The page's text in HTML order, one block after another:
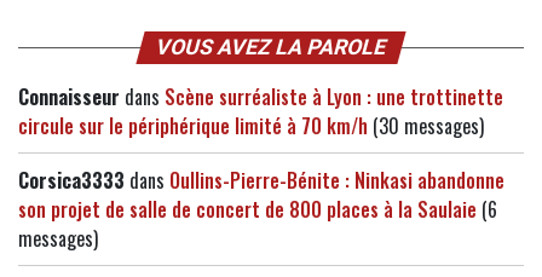
VOUS AVEZ LA PAROLE
Connaisseur dans Scène surréaliste à Lyon : une trottinette
circule sur le périphérique limité à 70 km/h (30 messages)
Corsica3333 dans Oullins-Pierre-Bénite : Ninkasi abandonne
son projet de salle de concert de 800 places à la Saulaie (6
messages)